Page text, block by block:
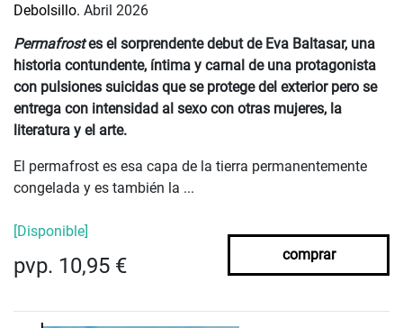
Debolsillo. Abril 2026
Permafrostes el sorprendente debut de Eva Baltasar, una
historia contundente, íntima y carnal de una protagonista
con pulsiones suicidas que se protege del exterior pero se
entrega con intensidad al sexo con otras mujeres, la
literatura y el arte.
El permafrost es esa capa de la tierra permanentemente
congelada y es también la ...
[Disponible]
pvp. 10,95 € comprar